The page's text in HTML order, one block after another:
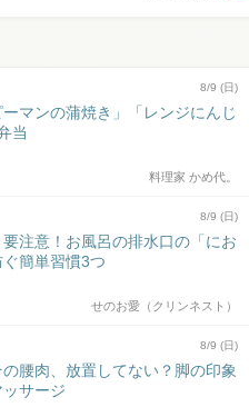
8/9 (日)
マンの蒲焼き」「レンジにんじ
当
料理家 かめ代。
8/9 (日)
注意！お風呂の排水口の「にお
簡単習慣3つ
せのお愛（クリンネスト）
8/9 (日)
の腰肉、放置してない？脚の印象
サージ